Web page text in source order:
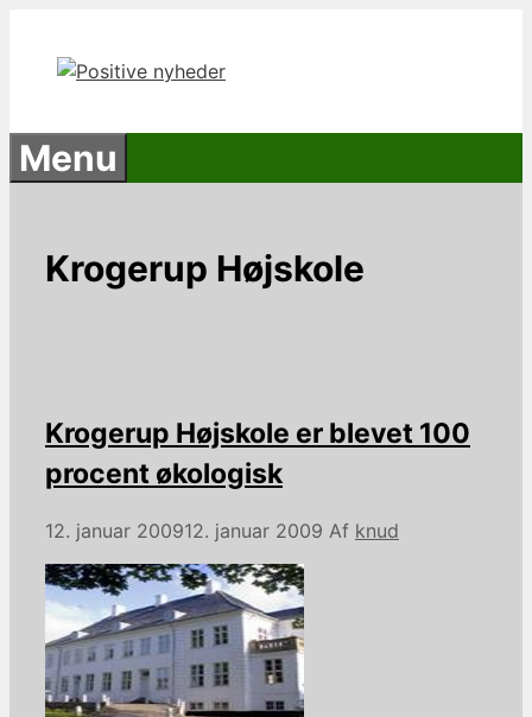
indhold
Menu
Krogerup Højskole
Krogerup Højskole er blevet 100
procent økologisk
12. januar 200912. januar 2009 Af knud